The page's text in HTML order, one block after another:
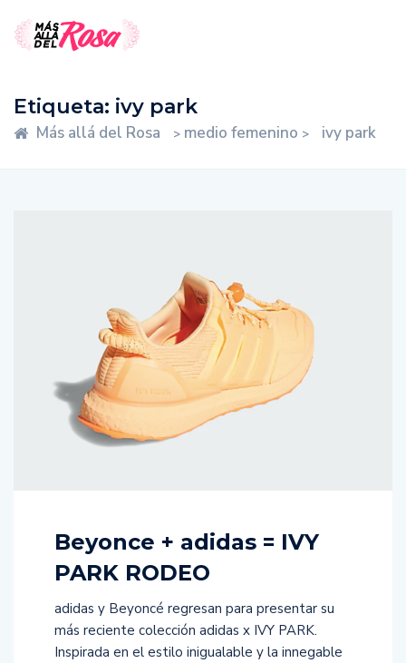
Etiqueta: ivy park
Más allá del Rosa > medio femenino > ivy park
Beyonce + adidas = IVY
PARK RODEO
adidas y Beyoncé regresan para presentar su
más reciente colección adidas x IVY PARK.
Inspirada en el estilo inigualable y la innegable